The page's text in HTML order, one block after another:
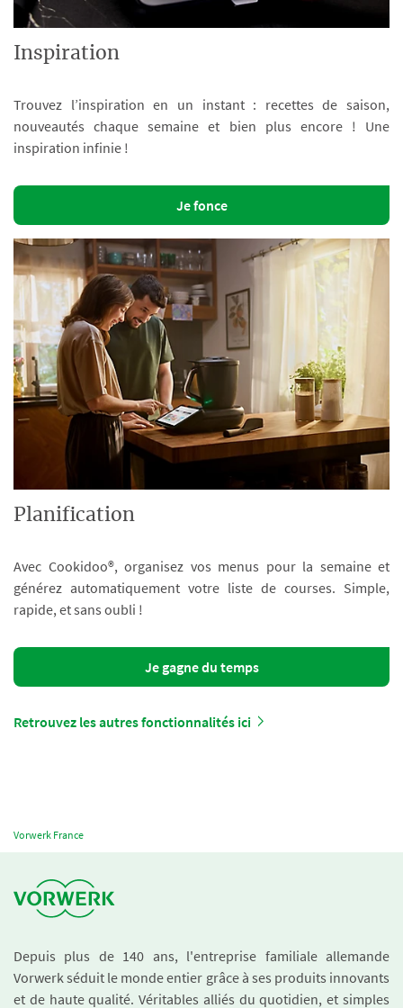
Inspiration
Trouvez l’inspiration en un instant : recettes de saison,
nouveautés chaque semaine et bien plus encore ! Une
inspiration infinie !
Je fonce
Planification
Avec Cookidoo®, organisez vos menus pour la semaine et
générez automatiquement votre liste de courses. Simple,
rapide, et sans oubli !
Je gagne du temps
Retrouvez les autres fonctionnalités ici
Vorwerk France
Depuis plus de 140 ans, l'entreprise familiale allemande
Vorwerk séduit le monde entier grâce à ses produits innovants
et de haute qualité. Véritables alliés du quotidien, et simples